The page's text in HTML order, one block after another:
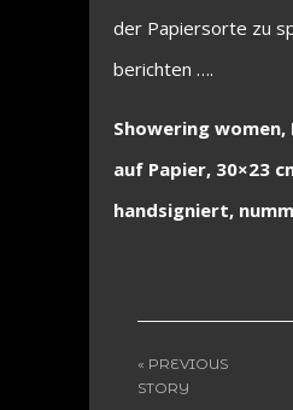
der Papiersorte zu
berichten ….
Showering
auf Papier, 30×23
handsigniert,
« PREVIOUS
STORY